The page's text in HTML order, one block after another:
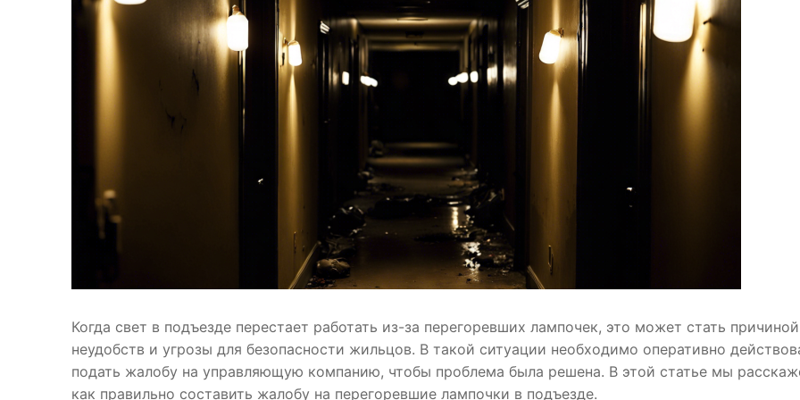
Когда свет в подъезде перестает работать из-за перегоревших лампочек, это может стать причиной
неудобств и угрозы для безопасности жильцов. В такой ситуации необходимо оперативно
подать жалобу на управляющую компанию, чтобы проблема была решена. В этой статье мы
как правильно составить жалобу на перегоревшие лампочки в подъезде.